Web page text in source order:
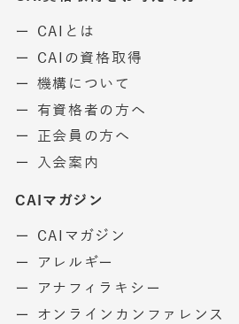
ー CAIとは
ー CAIの資格取得
ー 機構について
ー 有資格者の方へ
ー 正会員の方へ
ー 入会案内
CAIマガジン
ー CAIマガジン
ー アレルギー
ー アナフィラキシー
ー オンラインカンファレンス